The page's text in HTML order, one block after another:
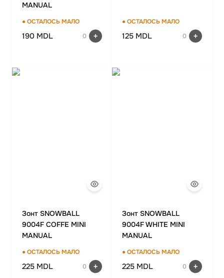
MANUAL
● ОСТАЛОСЬ МАЛО
190 MDL 0
● ОСТАЛОСЬ МАЛО
125 MDL 0
Зонт SNOWBALL
9004F COFFE MINI
MANUAL
● ОСТАЛОСЬ МАЛО
225 MDL 0
Зонт SNOWBALL
9004F WHITE MINI
MANUAL
● ОСТАЛОСЬ МАЛО
225 MDL 0